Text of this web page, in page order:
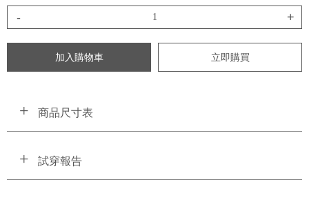
- +
加入購物車 立即購買
商品尺寸表
試穿報告